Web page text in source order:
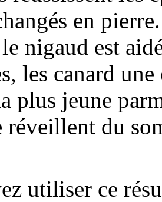
en
nigaud est
les canard
plus jeune
réveillent du
utiliser ce